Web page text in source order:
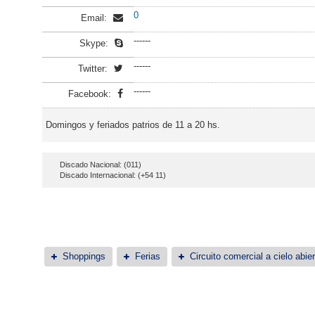
Email: 0
Skype: ------
Twitter: ------
Facebook: ------
Domingos y feriados patrios de 11 a 20 hs.
Discado Nacional: (011)
Discado Internacional: (+54 11)
Shoppings Ferias Circuito comercial a cielo